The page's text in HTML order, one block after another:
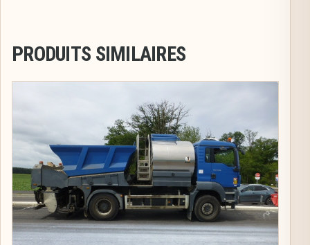
PRODUITS SIMILAIRES